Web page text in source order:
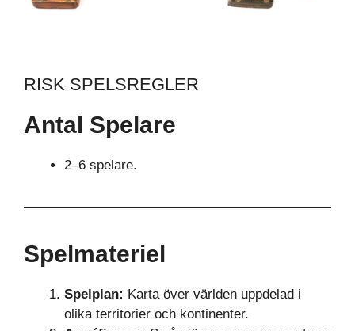
RISK SPELSREGLER
Antal Spelare
2–6 spelare.
Spelmateriel
Spelplan: Karta över världen uppdelad i
olika territorier och kontinenter.